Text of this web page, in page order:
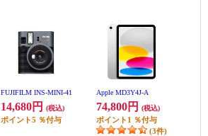
FUJIFILM INS-MINI-41
14,680円 (税込)
ポイント5 ％付与
Apple MD3Y4J-A
74,800円 (税込)
ポイント 1 ％付与
(3件)